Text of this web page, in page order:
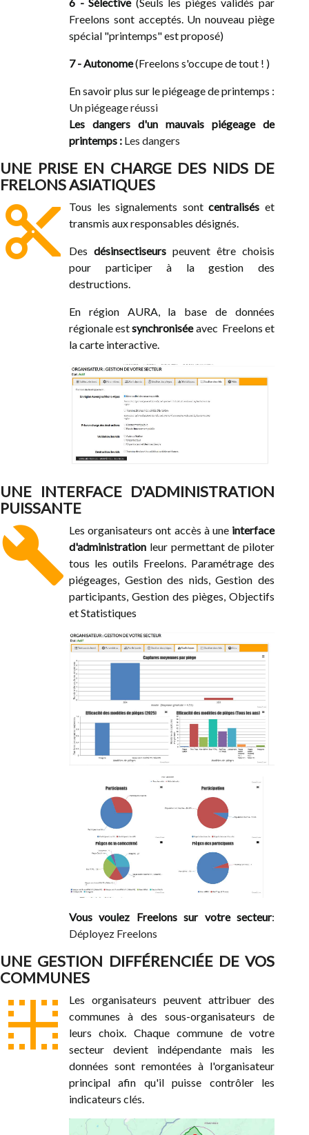
6 - Sélective (Seuls les pièges validés par
Freelons sont acceptés. Un nouveau piège
spécial "printemps" est proposé)
7 - Autonome(Freelons s'occupe de tout ! )
En savoir plus sur le piégeage de printemps :
Un piégeage réussi
Les dangers d'un mauvais piégeage de
printemps : Les dangers
UNE PRISE EN CHARGE DES NIDS DE
FRELONS ASIATIQUES
content_cut Tous les signalements sontcentralisés et
transmis aux responsables désignés.
Des désinsectiseurs peuvent être choisis
pour participer à la gestion des
destructions.
En région AURA, la base de données
régionale estsynchroniséeavec Freelons et
la carte interactive.
UNE INTERFACE D'ADMINISTRATION
PUISSANTE
build Les organisateurs ont accès à une interface
d'administration leur permettant de piloter
tous les outils Freelons. Paramétrage des
piégeages, Gestion des nids, Gestion des
participants, Gestion des pièges, Objectifs
et Statistiques
Vous voulez Freelons sur votre secteur:
Déployez Freelons
UNE GESTION DIFFÉRENCIÉE DE VOS
COMMUNES
border_inner
Les organisateurs peuvent attribuer des
communes à des sous-organisateurs de
leurs choix. Chaque commune de votre
secteur devient indépendante mais les
données sont remontées à l'organisateur
principal afin qu'il puisse contrôler les
indicateurs clés.